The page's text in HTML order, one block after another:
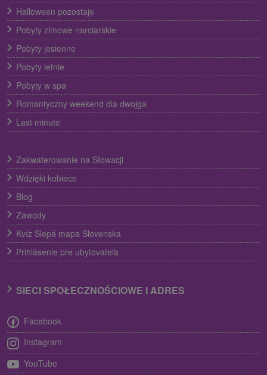
Halloween pozostaje
Pobyty zimowe narciarskie
Pobyty jesienne
Pobyty letnie
Pobyty w spa
Romantyczny weekend dla dwojga
Last minute
Zakwaterowanie na Słowacji
Wdzięki kobiece
Blog
Zawody
Kvíz Slepá mapa Slovenska
Prihlásenie pre ubytovateľa
SIECI SPOŁECZNOŚCIOWE I ADRES
Facebook
Instagram
YouTube